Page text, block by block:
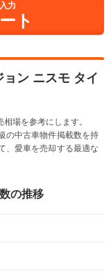
力
ト
ン ニスモ タイ
場を参考にします。
の中古車物件掲載数を持
、愛車を売却する最適な
の推移